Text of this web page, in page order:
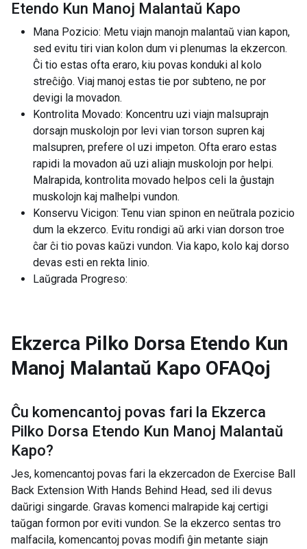
Etendo Kun Manoj Malantaŭ Kapo
Mana Pozicio: Metu viajn manojn malantaŭ vian kapon,
sed evitu tiri vian kolon dum vi plenumas la ekzercon.
Ĉi tio estas ofta eraro, kiu povas konduki al kolo
streĉiĝo. Viaj manoj estas tie por subteno, ne por
devigi la movadon.
Kontrolita Movado: Koncentru uzi viajn malsuprajn
dorsajn muskolojn por levi vian torson supren kaj
malsupren, prefere ol uzi impeton. Ofta eraro estas
rapidi la movadon aŭ uzi aliajn muskolojn por helpi.
Malrapida, kontrolita movado helpos celi la ĝustajn
muskolojn kaj malhelpi vundon.
Konservu Vicigon: Tenu vian spinon en neŭtrala pozicio
dum la ekzerco. Evitu rondigi aŭ arki vian dorson troe
ĉar ĉi tio povas kaŭzi vundon. Via kapo, kolo kaj dorso
devas esti en rekta linio.
Laŭgrada Progreso:
Ekzerca Pilko Dorsa Etendo Kun
Manoj Malantaŭ Kapo OFAQoj
Ĉu komencantoj povas fari la Ekzerca
Pilko Dorsa Etendo Kun Manoj Malantaŭ
Kapo?
Jes, komencantoj povas fari la ekzercadon de Exercise Ball
Back Extension With Hands Behind Head, sed ili devus
daŭrigi singarde. Gravas komenci malrapide kaj certigi
taŭgan formon por eviti vundon. Se la ekzerco sentas tro
malfacila, komencantoj povas modifi ĝin metante siajn